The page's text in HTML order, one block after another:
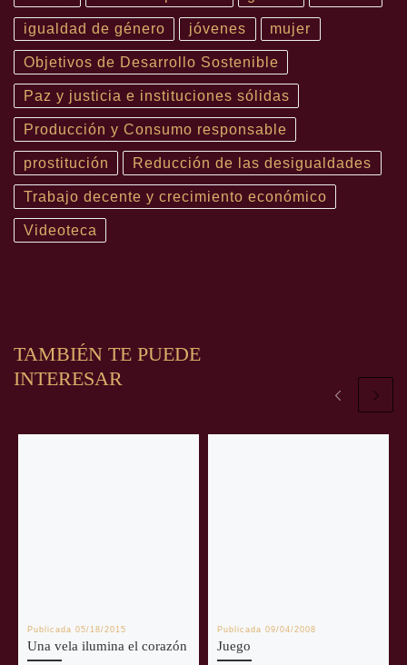
igualdad de género jóvenes mujer
Objetivos de Desarrollo Sostenible
Paz y justicia e instituciones sólidas
Producción y Consumo responsable
prostitución Reducción de las desigualdades
Trabajo decente y crecimiento económico
Videoteca
TAMBIÉN TE PUEDE
INTERESAR
Publicada05/18/2015
Una vela ilumina el corazón
Publicada09/04/2008
Juego